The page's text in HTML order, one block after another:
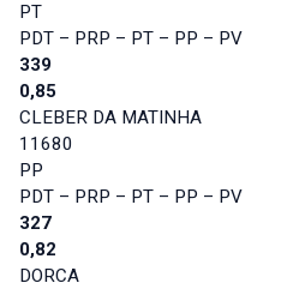
PT
PDT – PRP – PT – PP – PV
339
0,85
CLEBER DA MATINHA
11680
PP
PDT – PRP – PT – PP – PV
327
0,82
DORCA